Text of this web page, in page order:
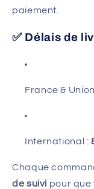
paiement.
✅ Délais de
France &
International :
Chaque
de suivi pour que